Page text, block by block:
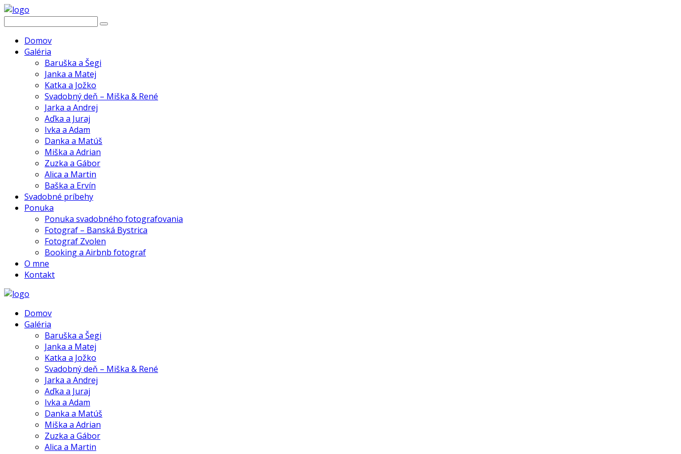
Domov
Galéria
Baruška a Šegi
Janka a Matej
Katka a Jožko
Svadobný deň – Miška & René
Jarka a Andrej
Aďka a Juraj
Ivka a Adam
Danka a Matúš
Miška a Adrian
Zuzka a Gábor
Alica a Martin
Baška a Ervín
Svadobné príbehy
Ponuka
Ponuka svadobného fotografovania
Fotograf – Banská Bystrica
Fotograf Zvolen
Booking a Airbnb fotograf
O mne
Kontakt
Domov
Galéria
Baruška a Šegi
Janka a Matej
Katka a Jožko
Svadobný deň – Miška & René
Jarka a Andrej
Aďka a Juraj
Ivka a Adam
Danka a Matúš
Miška a Adrian
Zuzka a Gábor
Alica a Martin